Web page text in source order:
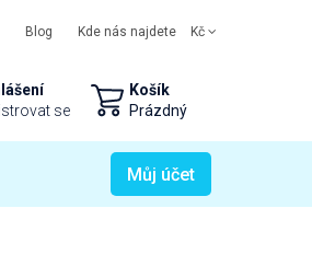
Blog Kde nás najdete Kč
se
Košík
Prázdný
Můj účet